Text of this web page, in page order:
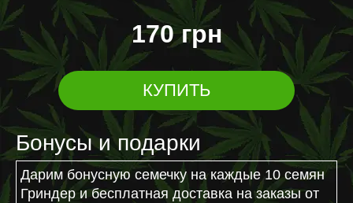
170 грн
КУПИТЬ
Бонусы и подарки
Дарим бонусную семечку на каждые 10 семян
Гриндер и бесплатная доставка на заказы от